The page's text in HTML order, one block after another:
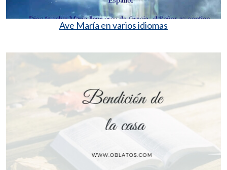
Ave María en varios idiomas